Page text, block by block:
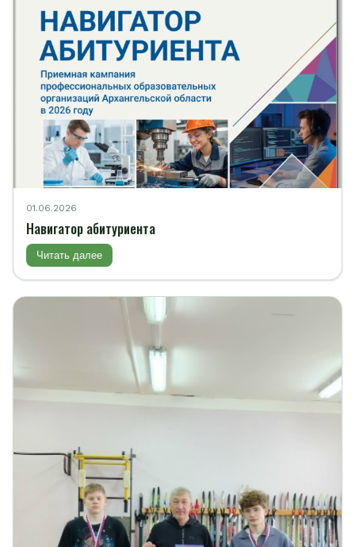
01.06.2026
Навигатор абитуриента
Читать далее